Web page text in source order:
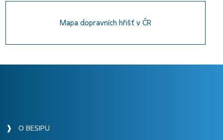
Mapa dopravních hřišť v ČR
❱ O BESIPU